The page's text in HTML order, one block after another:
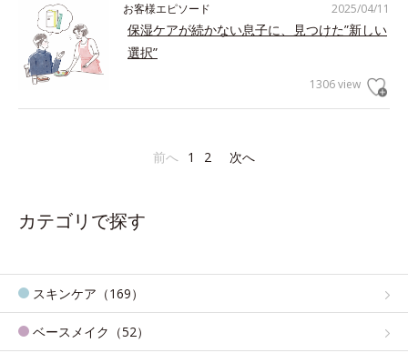
2025/04/11
お客様エピソード
保湿ケアが続かない息子に、見つけた”新しい
選択”
1306 view
前へ 1 2 次へ
カテゴリで探す
スキンケア（169）
ベースメイク（52）